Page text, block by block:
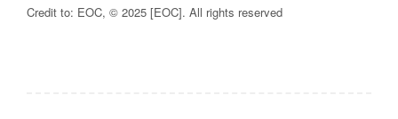
Credit to: EOC, ©️ 2025 [EOC]. All rights reserved